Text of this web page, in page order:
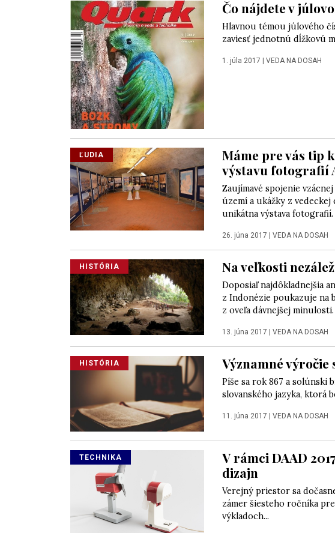
Čo nájdete v
Hlavnou témou júlového
zaviesť jednotnú dĺžkovú
1. júla 2017 VEDA NA DOSAH
ĽUDIA
Máme pre vás tip
výstavu fotografií
Zaujímavé spojenie
území a ukážky z
unikátna výstava fotografií.
26. júna 2017 | VEDA NA DOSAH
HISTÓRIA Na veľkosti
Doposiaľ najdôkladnejšia
z Indonézie poukazuje
z oveľa dávnejšej
13. júna 2017 | VEDA NA DOSAH
HISTÓRIA Významné
Píše sa rok 867 a solúnski
slovanského jazyka, ktorá
11. júna 2017 | VEDA NA DOSAH
TECHNIKA
V rámci DAAD
dizajn
Verejný priestor sa
zámer šiesteho ročníka
výkladoch...